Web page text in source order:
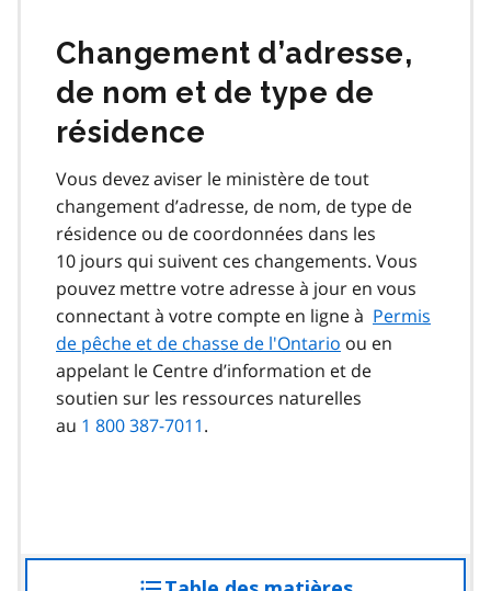
Changement d’adresse,
de nom et de type de
résidence
Vous devez aviser le ministère de tout
changement d’adresse, de nom, de type de
résidence ou de coordonnées dans les
10 jours qui suivent ces changements. Vous
pouvez mettre votre adresse à jour en vous
connectant à votre compte en ligne à Permis
de pêche et de chasse de l'Ontario ou en
appelant le Centre d’information et de
soutien sur les ressources naturelles
au 1 800 387-7011.